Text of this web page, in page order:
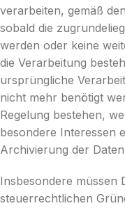
verarbeiten, gemäß
sobald die
werden oder keine
die Verarbeitung
ursprüngliche
nicht mehr benötigt
Regelung bestehen,
besondere Interessen
Archivierung der
Insbesondere müssen
steuerrechtlichen